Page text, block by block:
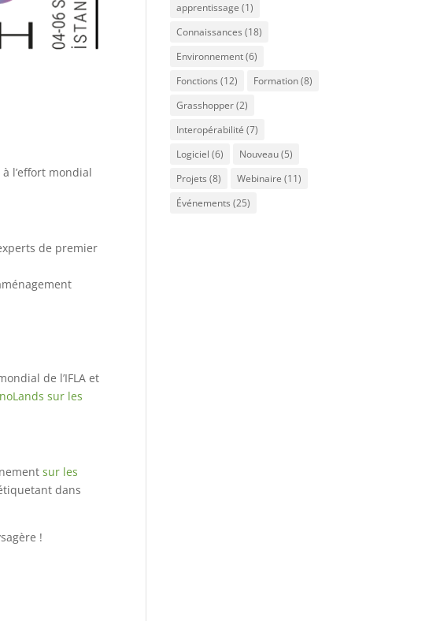
l’effort mondial
de premier
de l’IFLA et
sur les
sur les
dans
!
apprentissage (1)
Connaissances (18)
Environnement(6)
Fonctions (12) Formation(8)
Grasshopper(2)
Interopérabilité (7)
Logiciel (6) Nouveau(5)
Projets (8) Webinaire (11)
Événements (25)